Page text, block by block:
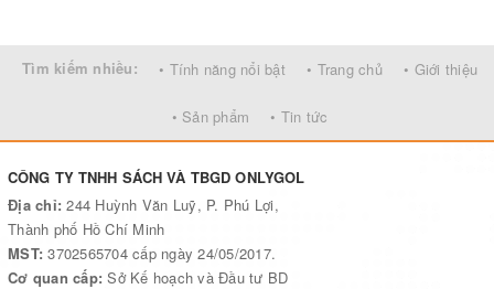
được Bộ Giáo dục & Đào tạo quy định, song được trình bày sâu
bổ ích giúp các thầy cô giáo trong trường phổ thông thiết kế các
bài giảng Địa lý một cách sinh động, hiệu quả.
Tìm kiếm nhiều: • Tính năng nổi bật • Trang chủ • Giới thiệu
• Sản phẩm • Tin tức
CÔNG TY TNHH SÁCH VÀ TBGD ONLYGOL
Địa chỉ:244 Huỳnh Văn Luỹ, P. Phú Lợi,
Thành phố Hồ Chí Minh
MST:3702565704 cấp ngày 24/05/2017.
Cơ quan cấp:Sở Kế hoạch và Đầu tư BD